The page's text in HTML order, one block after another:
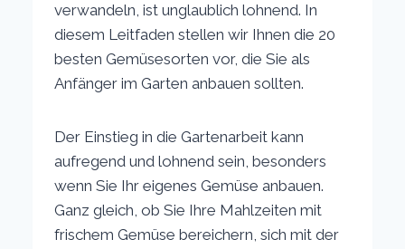
verwandeln, ist unglaublich lohnend. In
diesem Leitfaden stellen wir Ihnen die 20
besten Gemüsesorten vor, die Sie als
Anfänger im Garten anbauen sollten.
Der Einstieg in die Gartenarbeit kann
aufregend und lohnend sein, besonders
wenn Sie Ihr eigenes Gemüse anbauen.
Ganz gleich, ob Sie Ihre Mahlzeiten mit
frischem Gemüse bereichern, sich mit der